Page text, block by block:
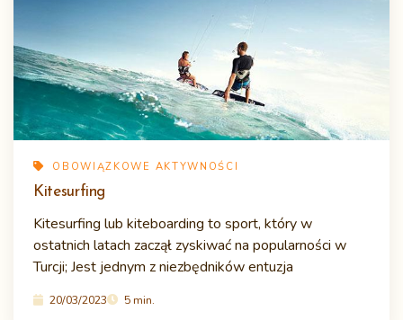
OBOWIĄZKOWE AKTYWNOŚCI
Kitesurfing
Kitesurfing lub kiteboarding to sport, który w
ostatnich latach zaczął zyskiwać na popularności w
Turcji; Jest jednym z niezbędników entuzja
20/03/2023 5 min.